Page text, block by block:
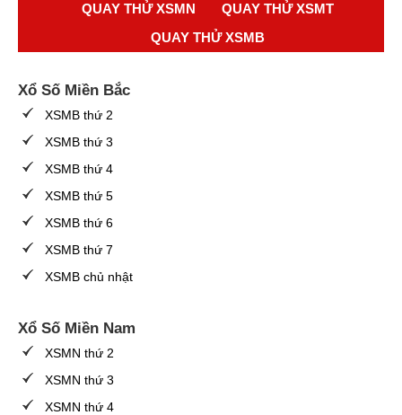
QUAY THỬ XSMN
QUAY THỬ XSMT
QUAY THỬ XSMB
Xổ Số Miền Bắc
XSMB thứ 2
XSMB thứ 3
XSMB thứ 4
XSMB thứ 5
XSMB thứ 6
XSMB thứ 7
XSMB chủ nhật
Xổ Số Miền Nam
XSMN thứ 2
XSMN thứ 3
XSMN thứ 4